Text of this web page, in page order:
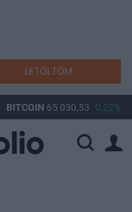
LETÖLTÖM
BITCOIN 65 030,53 0,22%